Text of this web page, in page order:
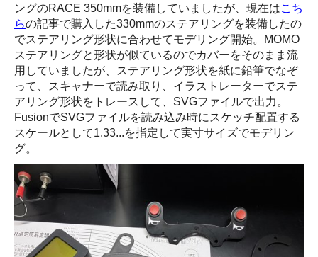
ングのRACE 350mmを装備していましたが、現在はこち
らの記事で購入した330mmのステアリングを装備したの
でステアリング形状に合わせてモデリング開始。MOMO
ステアリングと形状が似ているのでカバーをそのまま流
用していましたが、ステアリング形状を紙に鉛筆でなぞ
って、スキャナーで読み取り、イラストレーターでステ
アリング形状をトレースして、SVGファイルで出力。
FusionでSVGファイルを読み込み時にスケッチ配置する
スケールとして1.33...を指定して実寸サイズでモデリン
グ。